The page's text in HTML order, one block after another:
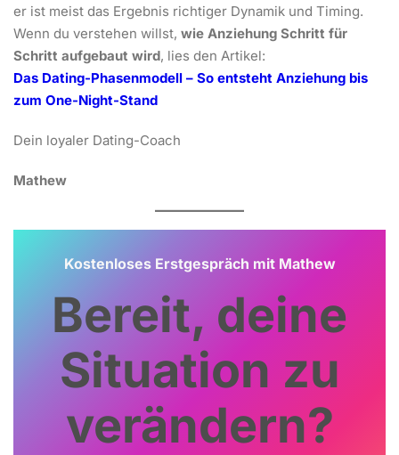
er ist meist das Ergebnis richtiger Dynamik und Timing.
Wenn du verstehen willst, wie Anziehung Schritt für
Schritt aufgebaut wird, lies den Artikel:
Das Dating-Phasenmodell – So entsteht Anziehung bis
zum One-Night-Stand
Dein loyaler Dating-Coach
Mathew
Kostenloses Erstgespräch mit Mathew
Bereit, deine
Situation zu
verändern?